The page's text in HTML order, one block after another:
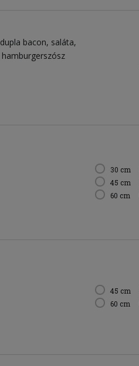
dupla bacon saláta
hamburgerszósz
30 cm
45 cm
60 cm
45 cm
60 cm